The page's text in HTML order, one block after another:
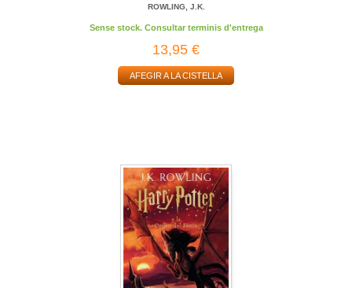
ROWLING, J.K.
Sense stock. Consultar terminis d'entrega
13,95 €
AFEGIR A LA CISTELLA